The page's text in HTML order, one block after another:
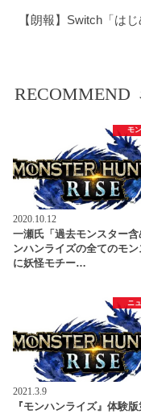
【朗報】Switch「は
RECOMMEND
モ
2020.10.12
一瀬氏「過去モンスター含
ンハンライズの全てのモン
に妖怪モチー…
ニ
2021.3.9
『モンハンライズ』体験